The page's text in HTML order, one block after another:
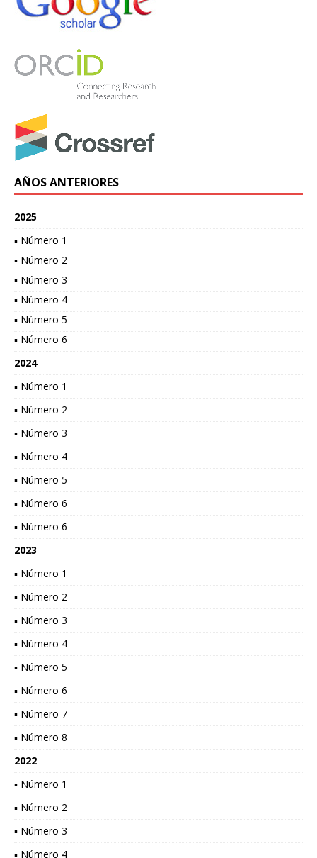
AÑOS ANTERIORES
2025
▪ Número 1
▪ Número 2
▪ Número 3
▪ Número 4
▪ Número 5
▪ Número 6
2024
▪ Número 1
▪ Número 2
▪ Número 3
▪ Número 4
▪ Número 5
▪ Número 6
▪ Número 6
2023
▪ Número 1
▪ Número 2
▪ Número 3
▪ Número 4
▪ Número 5
▪ Número 6
▪ Número 7
▪ Número 8
2022
▪ Número 1
▪ Número 2
▪ Número 3
▪ Número 4